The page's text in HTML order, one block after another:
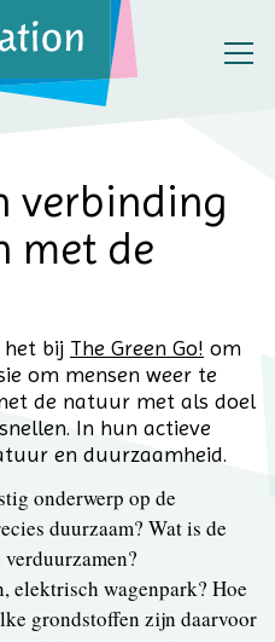
verbinding
met de
bij The Green Go! om
om mensen weer te
de natuur met als doel
In hun actieve
en duurzaamheid.
onderwerp op de
duurzaam? Wat is de
elektrisch wagenpark? Hoe
grondstoffen zijn daarvoor